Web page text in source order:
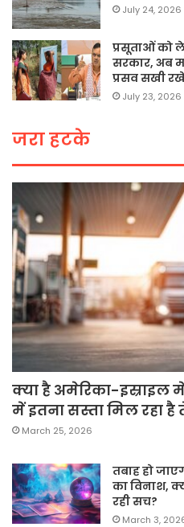
July 24, 2026
प्रसूताओं
सरकार, अब
प्रसव सखी
July 23, 2026
जरा हटके
क्या है अमेरिका-इस्राइल
में इतना सस्ता मिल रहा है
March 25, 2026
तबाह हो
का विनाश,
रही सच?
March 3,